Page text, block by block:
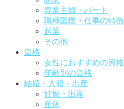
専業主婦・パート
職種図鑑・仕事の特徴
起業
その他
資格
女性におすすめの資格
年齢別の資格
結婚・入籍・出産
妊娠・出産
産休